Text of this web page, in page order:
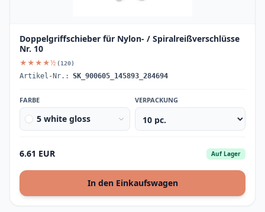
Doppelgriffschieber für Nylon- / Spiralreißverschlüsse
Nr. 10
★★★★½ (120)
Artikel-Nr.: SK_900605_145893_284694
FARBE
5 white gloss
VERPACKUNG
6.61 EUR Auf Lager
In den Einkaufswagen